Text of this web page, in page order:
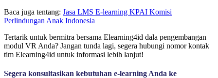
Baca juga tentang: Jasa LMS E-learning KPAI Komisi
Perlindungan Anak Indonesia
Tertarik untuk bermitra bersama Elearning4id dala pengembangan
modul VR Anda? Jangan tunda lagi, segera hubungi nomor kontak
tim Elearning4id untuk informasi lebih lanjut!
Segera konsultasikan kebutuhan e-learning Anda ke